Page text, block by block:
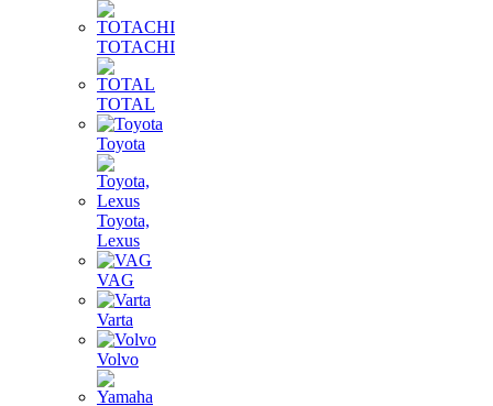
TOTACHI
TOTAL
Toyota
Toyota,
Lexus
VAG
Varta
Volvo